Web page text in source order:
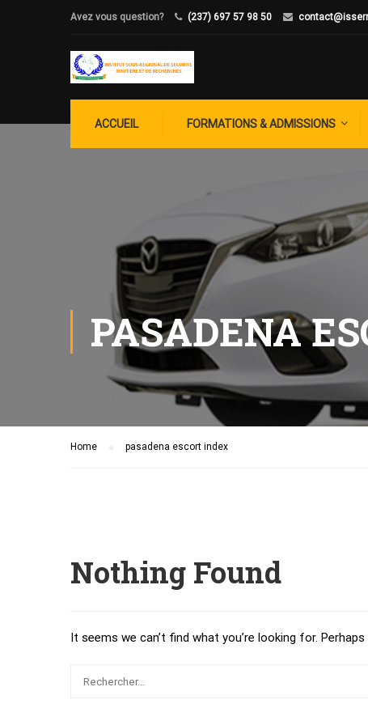
Avez vous question? (237) 697 57 98 50
ACCUEIL FORMATIONS & ADMISSIONS
PASADENA
Home pasadena escort index
Nothing Found
It seems we can’t find what you’re looking for.